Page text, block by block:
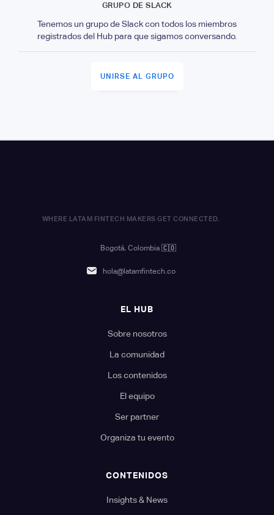
GRUPO DE SLACK
Tenemos un grupo de Slack con todos los miembros
registrados del Hub para que sigamos conversando.
UNIRSE AL GRUPO
WHERE LATAM FINTECH MAKERS GET CONNECTED.
Bogotá, Colombia 🇨🇴
hola@latamfintech.co
EL HUB
Sobre nosotros
La comunidad
Los contenidos
El equipo
Ser partner
Organiza tu evento
CONTENIDOS
Insights & News